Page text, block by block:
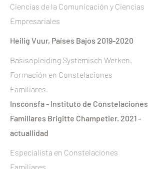
Ciencias de la Comunicación y Ciencias
Empresariales
Heilig Vuur, Países Bajos 2019-2020
Basisopleiding Systemisch Werken.
Formación en Constelaciones
Familiares.
Insconsfa - Instituto de Constelaciones
Familiares Brigitte Champetier. 2021 -
actuallidad
Especialista en Constelaciones
Familiares